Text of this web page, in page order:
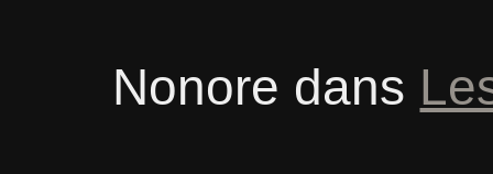
Nonore dans